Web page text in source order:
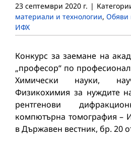
23 септември 2020 г. |
материали и технологии, Обяви
ИФХ
Конкурс за заемане на
„професор“ по
Химически науки,
Физикохимия за нуждите
рентгенови
компютърна томография –
в Държавен вестник, бр. 20